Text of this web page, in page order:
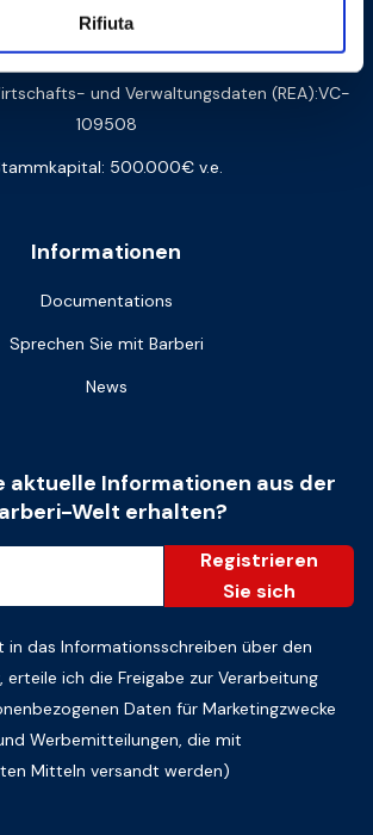
Rifiuta
Informationen
Documentations
Sprechen Sie mit Barberi
News
+39 0163 48284
und Verwaltungsdaten (REA):VC-
109508
500.000€ v.e.
aktuelle Informationen aus der
Welt erhalten?
Registrieren
Sie sich
in das Informationsschreiben über den
, erteile ich die Freigabe zur Verarbeitung
Daten für Marketingzwecke
Werbemitteilungen, die mit
Mitteln versandt werden)